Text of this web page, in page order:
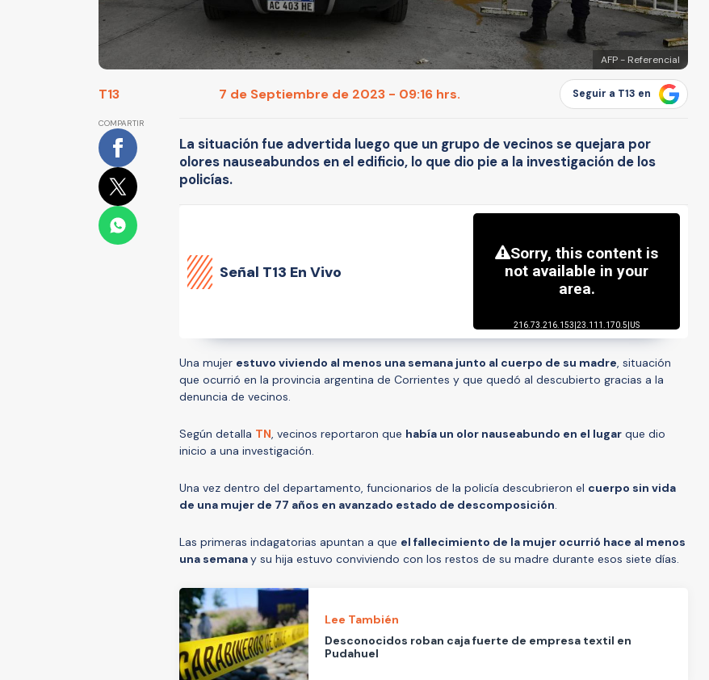
AFP - Referencial
T13 7 de Septiembre de 2023 - 09:16 hrs. Seguir a T13 en
COMPARTIR
La situación fue advertida luego que un grupo de vecinos se quejara por
olores nauseabundos en el edificio, lo que dio pie a la investigación de los
policías.
Señal T13 En Vivo
Una mujer estuvo viviendo al menos una semana junto al cuerpo de su madre, situación
que ocurrió en la provincia argentina de Corrientes y que quedó al descubierto gracias a la
denuncia de vecinos.
Según detalla TN, vecinos reportaron que había un olor nauseabundo en el lugar que dio
inicio a una investigación.
Una vez dentro del departamento, funcionarios de la policía descubrieron el cuerpo sin vida
de una mujer de 77 años en avanzado estado de descomposición.
Las primeras indagatorias apuntan a que el fallecimiento de la mujer ocurrió hace al menos
una semanay su hija estuvo conviviendo con los restos de su madre durante esos siete días.
Lee También
Desconocidos roban caja fuerte de empresa textil en
Pudahuel